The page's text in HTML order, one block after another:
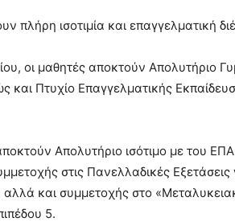
πλήρη ισοτιμία και επαγγελματική
οι μαθητές αποκτούν Απολυτήριο
και Πτυχίο Επαγγελματικής
Απολυτήριο ισότιμο με του
στις Πανελλαδικές Εξετάσεις
και συμμετοχής στο
5.